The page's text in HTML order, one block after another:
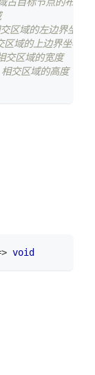
区域的左边界坐标
域的上边界坐标
区域的宽度
交区域的高度
void